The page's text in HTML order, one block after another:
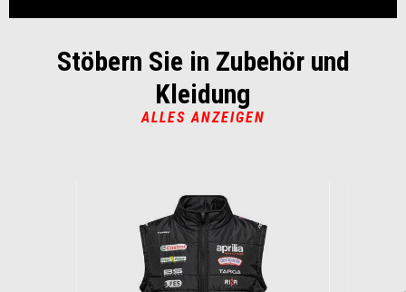
Stöbern Sie in Zubehör und
Kleidung
ALLES ANZEIGEN